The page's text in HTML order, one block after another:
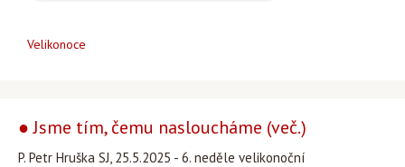
Velikonoce
● Jsme tím, čemu nasloucháme (več.)
P. Petr Hruška SJ, 25.5.2025 - 6. neděle velikonoční